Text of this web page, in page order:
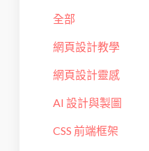
全部
網頁設計教學
網頁設計靈感
AI 設計與製圖
CSS 前端框架